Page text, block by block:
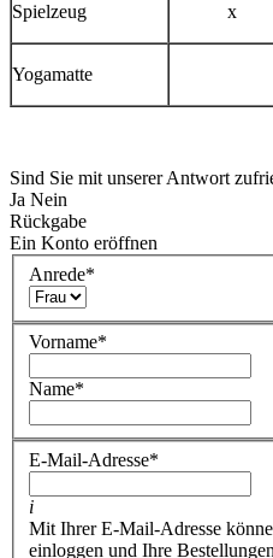
Spielzeug x
Yogamatte
Sind Sie mit unserer Antwort
Ja Nein
Rückgabe
Ein Konto eröffnen
Anrede*
Vorname*
Name*
E-Mail-Adresse*
i
Mit Ihrer E-Mail-Adresse
einloggen und Ihre